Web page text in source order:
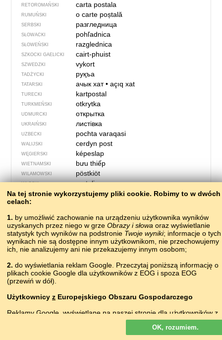
RETOROMAŃSKI carta postala
RUMUŃSKI o carte poștală
SERBSKI разгледница
SŁOWACKI pohľadnica
SŁOWEŃSKI razglednica
SZKOCKI GAELICKI cairt-phuist
SZWEDZKI vykort
TADŻYCKI руқъа
TATARSKI ачык хат• açıq xat
TURECKI kartpostal
TURKMEŃSKI otkrytka
UDMURCKI открытка
UKRAIŃSKI листівка
UZBECKI pochta varaqasi
WALIJSKI cerdyn post
WĘGIERSKI képeslap
WIETNAMSKI bưu thiếp
WILAMOWSKI pöstkiöt
WŁOSKI cartolina
415 – patelnia
Na tej stronie wykorzystujemy pliki сookie. Robimy to w dwóch
celach:
1. by umożliwić zachowanie na urządzeniu użytkownika wyników
uzyskanych przez niego w grze Obrazy i słowa oraz wyświetlanie
statystyk tych wyników na podstronie Twoje wyniki; informacje o tych
wynikach nie są dostępne innym użytkownikom, nie przechowujemy
ich, nie analizujemy ani nie przekazujemy innym osobom;
2. do wyświetlania reklam Google. Przeczytaj poniższą informację o
plikach cookie Google dla użytkowników z EOG i spoza EOG
(przewiń w dół).
Użytkownicy z Europejskiego Obszaru Gospodarczego
Reklamy Google, wyświetlane na naszej stronie dla użytkowników z
są personalizowane. Chociaż reklamy te nie wykorzystują
plików cookie na potrzeby personalizacji reklam, to wykorzystują je,
by umożliwiać ograniczenie liczby wyświetleń, generowanie
OK, rozumiem.